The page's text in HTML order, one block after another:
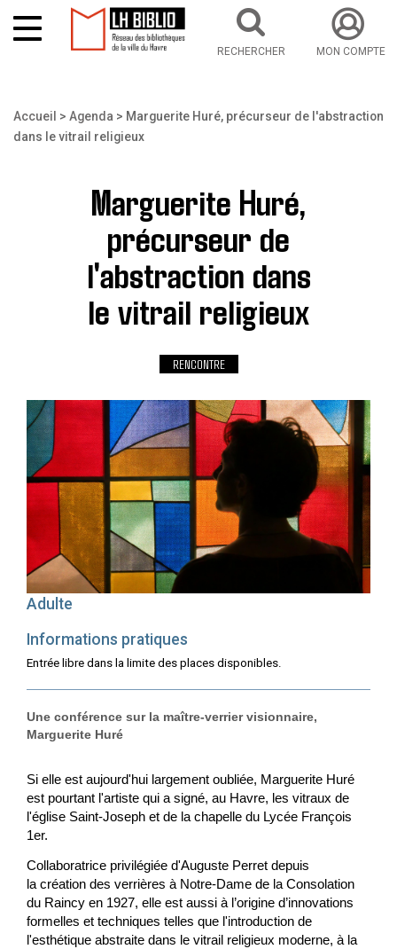
RECHERCHER MON COMPTE
Accueil Agenda
Marguerite Huré, précurseur de l'abstraction
dans le vitrail religieux
Marguerite Huré,
précurseur de
l'abstraction dans
le vitrail religieux
RENCONTRE
Adulte
Informations pratiques
Entrée libre dans la limite des places disponibles.
Une conférence sur la maître-verrier visionnaire,
Marguerite Huré
Si elle est aujourd'hui largement oubliée, Marguerite Huré
est pourtant l'artiste qui a signé, au Havre, les vitraux de
l'église Saint-Joseph et de la chapelle du Lycée François
1er.
Collaboratrice privilégiée d'Auguste Perret depuis
la création des verrières à Notre-Dame de la Consolation
du Raincy en 1927, elle est aussi à l’origine d’innovations
formelles et techniques telles que l'introduction de
l'esthétique abstraite dans le vitrail religieux moderne, à la